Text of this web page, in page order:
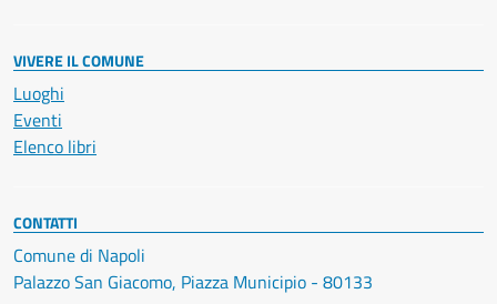
VIVERE IL COMUNE
Luoghi
Eventi
Elenco libri
CONTATTI
Comune di Napoli
Palazzo San Giacomo, Piazza Municipio - 80133